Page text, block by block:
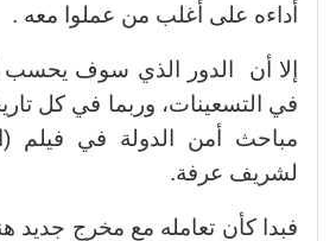
أداءه على أغلب من عملوا معه .
إلا أن الدور الذي سوف
في التسعينات، وربما في كل
مباحث أمن الدولة في فيلم
لشريف عرفة.
فبدا كأن تعامله مع مخرج جديد